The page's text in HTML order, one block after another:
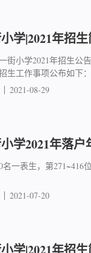
学|2021年招
街小学2021年招生公
生工作事项公布如下
2021-08-29
学2021年落户
名一表生，第
2021-07-20